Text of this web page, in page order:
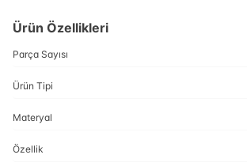
Ürün Özellikleri
Parça Sayısı
Ürün Tipi
Materyal
Özellik